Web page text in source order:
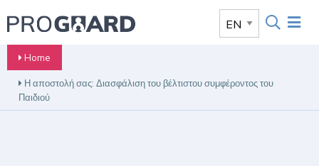
Home
Η αποστολή σας: Διασφάλιση του βέλτιστου συμφέροντος του
Παιδιού